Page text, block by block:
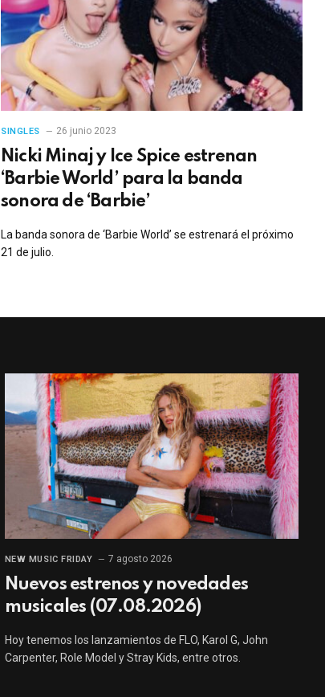
SINGLES 26 junio 2023
Nicki Minaj y Ice Spice estrenan
‘Barbie World’ para la banda
sonora de ‘Barbie’
La banda sonora de ‘Barbie World’ se estrenará el próximo
21 de julio.
NEW MUSIC FRIDAY 7 agosto 2026
Nuevos estrenos y novedades
musicales (07.08.2026)
Hoy tenemos los lanzamientos de FLO, Karol G, John
Carpenter, Role Model y Stray Kids, entre otros.